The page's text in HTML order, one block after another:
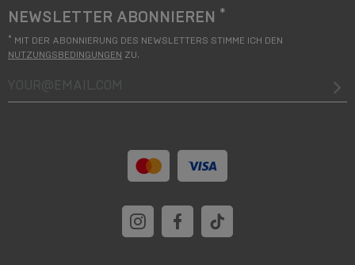
NEWSLETTER ABONNIEREN *
* MIT DER ABONNIERUNG DES NEWSLETTERS STIMME ICH DEN
NUTZUNGSBEDINGUNGEN ZU.
your@email.com